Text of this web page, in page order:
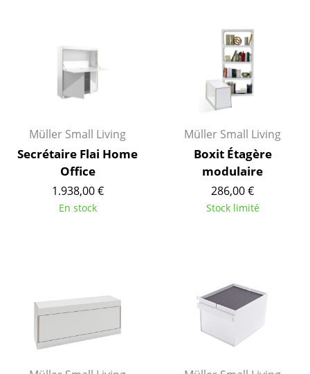
Maison
Cuisine & Salle à manger
Chambre à coucher
Chambre enfant
Cellier & Buanderie
Jardin & Balcon
Müller Small Living
Secrétaire Flai Home
Office
1.938,00 €
En stock
Müller Small Living
Boxit Étagère
modulaire
286,00 €
Stock limité